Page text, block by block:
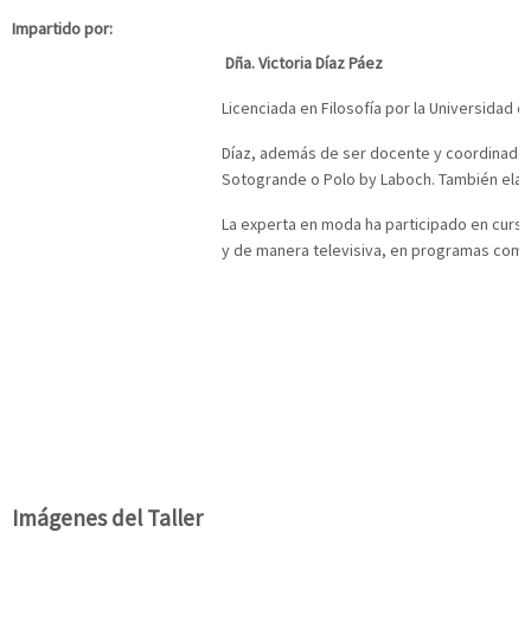
Impartido por:
Dña. Victoria Díaz Páez
Licenciada en Filosofía por la Universidad
Díaz, además de ser docente y
Sotogrande o Polo by Laboch. También
La experta en moda ha participado en
y de manera televisiva, en programas
Imágenes del Taller